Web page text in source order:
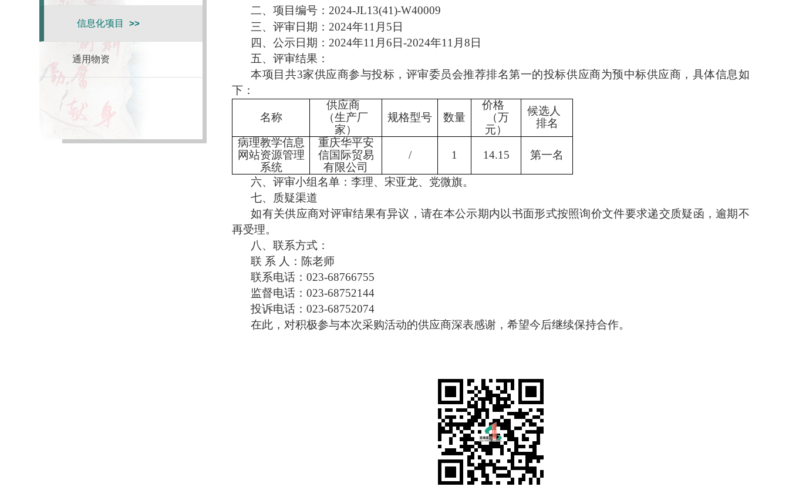
信息化项目
通用物资
二、项目编号： 2024-JL13(41)-W40009
三、评审日期： 2024年11 月 5 日
四、公示日期： 2024年11 月6 日-2024年11 月8 日
五、评审结果：
本项目共3家供应商参与投标，评审委员会推荐排名第一的投标供应商为预中标供应商，具体信息如
下：
名称
供应商
（生产厂
家）
规格型号 数量
价格
（万
元）
候选人
排名
病理教学信息
网站资源管理
系统
重庆华平安
信国际贸易
有限公司
/ 1 14.15 第一名
六、评审小组名单：李理、宋亚龙、党微旗。
七、质疑渠道
如有关供应商对评审结果有异议，请在本公示期内以书面形式按照询价文件要求递交质疑函，逾期不
再受理。
八、联系方式：
联 系 人：陈老师
联系电话：023-68766755
监督电话：023-68752144
投诉电话：023-68752074
在此，对积极参与本次采购活动的供应商深表感谢，希望今后继续保持合作。